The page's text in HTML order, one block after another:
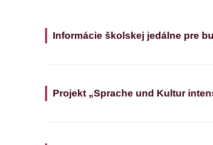
Informácie školskej jedálne pre
Projekt „Sprache und Kultur